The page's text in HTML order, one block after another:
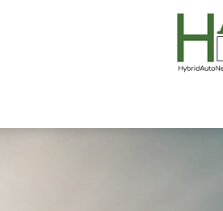
Hybridautonews.de